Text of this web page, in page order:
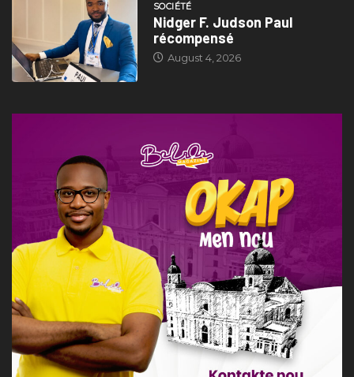
SOCIÉTÉ
Nidger F. Judson Paul
récompensé
August 4, 2026